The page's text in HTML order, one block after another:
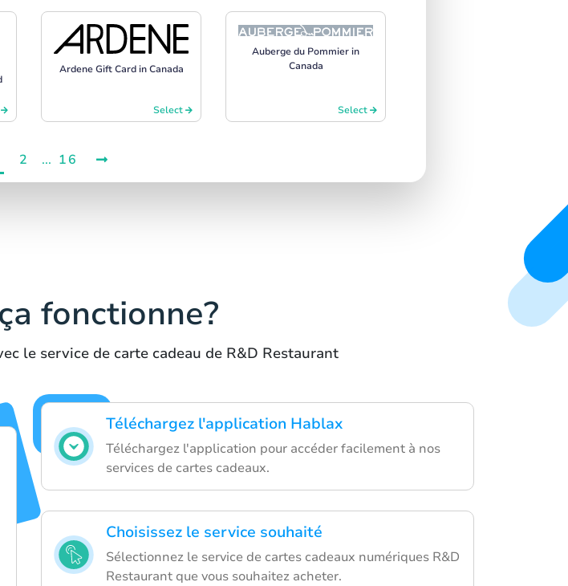
Ardene Gift Card in Canada
Select
Auberge du Pommier in
Canada
Select
2 ... 16
fonctionne?
le service de carte cadeau de R&D Restaurant
Téléchargez l'application Hablax
Téléchargez l'application pour accéder facilement à nos
services de cartes cadeaux.
Choisissez le service souhaité
Sélectionnez le service de cartes cadeaux numériques R&D
Restaurant que vous souhaitez acheter.